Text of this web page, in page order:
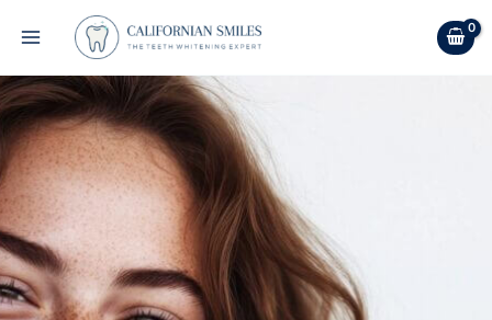
Inhalt